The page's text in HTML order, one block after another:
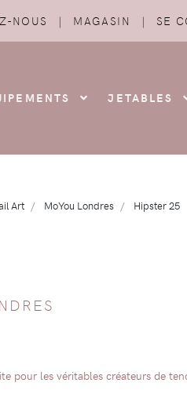
NOUS | MAGASIN | SE
JETABLES
Art MoYou Londres Hipster 25
pour les véritables créateurs de